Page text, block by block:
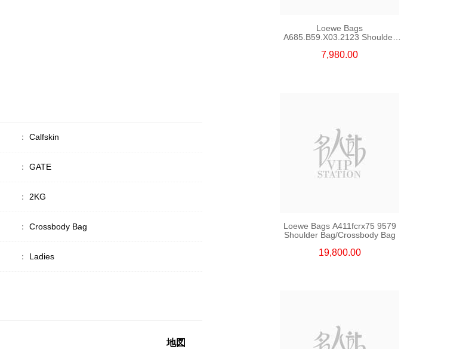
： Calfskin
： GATE
： 2KG
： Crossbody Bag
： Ladies
地図
Loewe Bags
A685.B59.X03.2123 Shoulder
7,980.00
Loewe Bags A411fcrx75 9579
Shoulder Bag/Crossbody Bag
19,800.00